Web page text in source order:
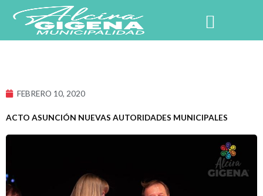
contenido
FEBRERO 10, 2020
ACTO ASUNCIÓN NUEVAS AUTORIDADES MUNICIPALES